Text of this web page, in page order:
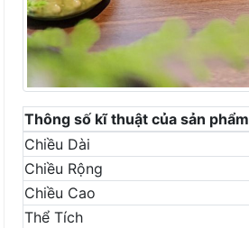
Thông số kĩ thuật của sản phẩm
Chiều Dài
Chiều Rộng
Chiều Cao
Thể Tích